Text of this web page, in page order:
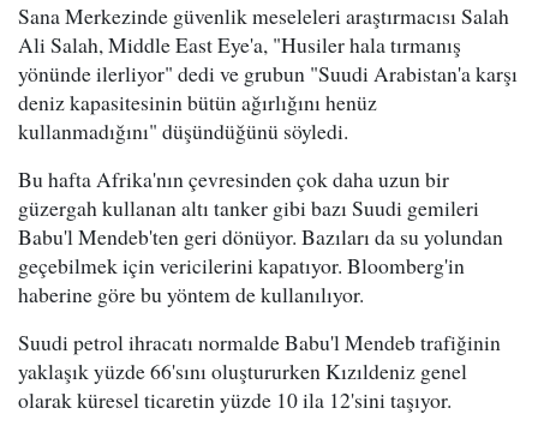
Sana Merkezinde güvenlik meseleleri araştırmacısı Salah
Ali Salah, Middle East Eye'a, "Husiler hala tırmanış
yönünde ilerliyor" dedi ve grubun "Suudi Arabistan'a karşı
deniz kapasitesinin bütün ağırlığını henüz
kullanmadığını" düşündüğünü söyledi.
Bu hafta Afrika'nın çevresinden çok daha uzun bir
güzergah kullanan altı tanker gibi bazı Suudi gemileri
Babu'l Mendeb'ten geri dönüyor. Bazıları da su yolundan
geçebilmek için vericilerini kapatıyor. Bloomberg'in
haberine göre bu yöntem de kullanılıyor.
Suudi petrol ihracatı normalde Babu'l Mendeb trafiğinin
yaklaşık yüzde 66'sını oluştururken Kızıldeniz genel
olarak küresel ticaretin yüzde 10 ila 12'sini taşıyor.